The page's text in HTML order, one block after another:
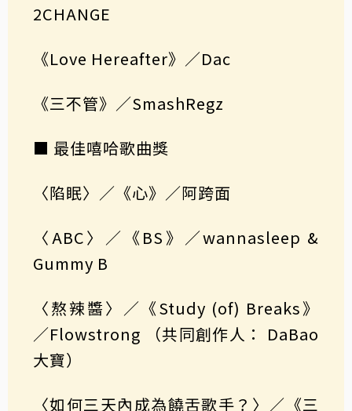
2CHANGE
《Love Hereafter》／Dac
《三不管》／SmashRegz
■ 最佳嘻哈歌曲獎
〈陷眠〉／《心》／阿跨面
〈ABC〉／《BS》／wannasleep &
Gummy B
〈熬辣醬〉／《Study (of) Breaks》
／Flowstrong （共同創作人： DaBao
大寶）
〈如何三天內成為饒舌歌手？〉／《三